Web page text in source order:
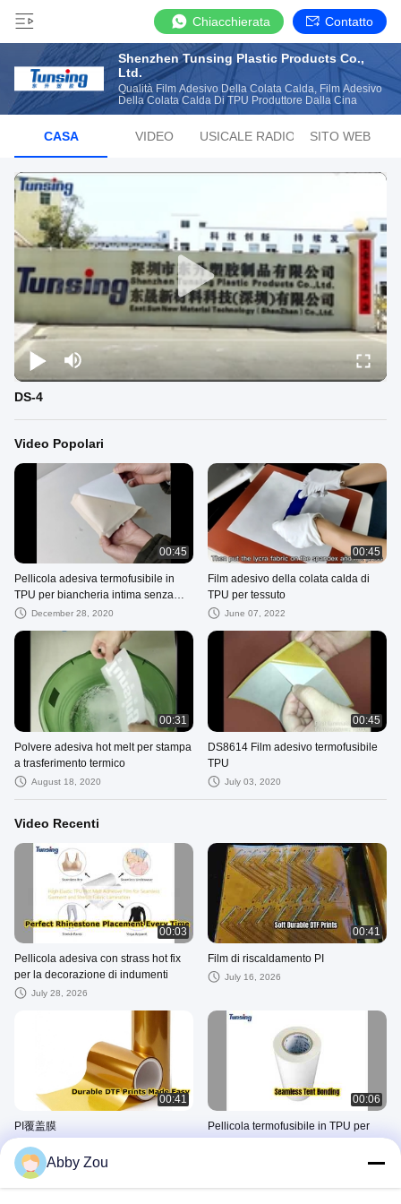
Chiacchierata Contatto
Shenzhen Tunsing Plastic Products Co.,
Ltd.
Qualità Film Adesivo Della Colata Calda, Film Adesivo
Della Colata Calda Di TPU Produttore Dalla Cina
CASA VIDEO
LISTA MUSICALE RADIOFONICASITO WEB
DS-4
Video Popolari
00:45
Pellicola adesiva termofusibile in
TPU per biancheria intima senza
cucitureDecember 28, 2020
00:45
Film adesivo della colata calda di
TPU per tessuto
June 07, 2022
00:31
Polvere adesiva hot melt per stampa
a trasferimento termico
August 18, 2020
00:45
DS8614 Film adesivo termofusibile
TPU
July 03, 2020
Video Recenti
00:03
Pellicola adesiva con strass hot fix
per la decorazione di indumenti
July 28, 2026
00:41
Film di riscaldamento PI
July 16, 2026
00:41
PI覆盖膜
July 15, 2026
00:06
Pellicola termofusibile in TPU per
Abby Zou